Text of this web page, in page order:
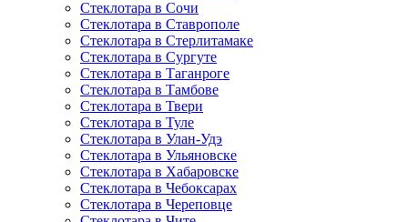
Стеклотара в Сочи
Стеклотара в Ставрополе
Стеклотара в Стерлитамаке
Стеклотара в Сургуте
Стеклотара в Таганроге
Стеклотара в Тамбове
Стеклотара в Твери
Стеклотара в Туле
Стеклотара в Улан-Удэ
Стеклотара в Ульяновске
Стеклотара в Хабаровске
Стеклотара в Чебоксарах
Стеклотара в Череповце